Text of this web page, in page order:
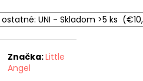
Značka:Little
Angel